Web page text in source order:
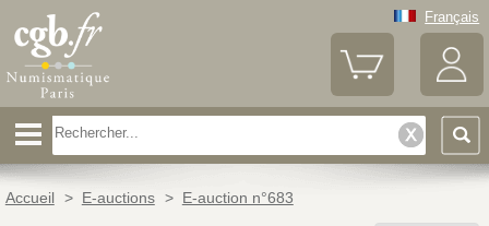
Français
Accueil > E-auctions > E-auction n°683